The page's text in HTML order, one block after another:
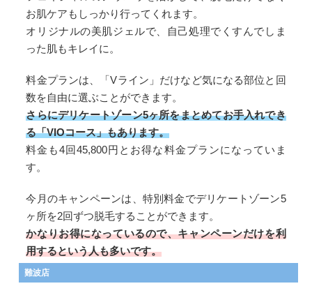
お肌ケアもしっかり行ってくれます。
オリジナルの美肌ジェルで、自己処理でくすんでしま
った肌もキレイに。
料金プランは、「Vライン」だけなど気になる部位と回
数を自由に選ぶことができます。
さらにデリケートゾーン5ヶ所をまとめてお手入れでき
る「VIOコース」もあります。
料金も4回45,800円とお得な料金プランになっていま
す。
今月のキャンペーンは、特別料金でデリケートゾーン5
ヶ所を2回ずつ脱毛することができます。
かなりお得になっているので、キャンペーンだけを利
用するという人も多いです。
難波店